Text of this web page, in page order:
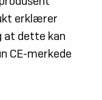
erklærer
at dette kan
CE-merkede